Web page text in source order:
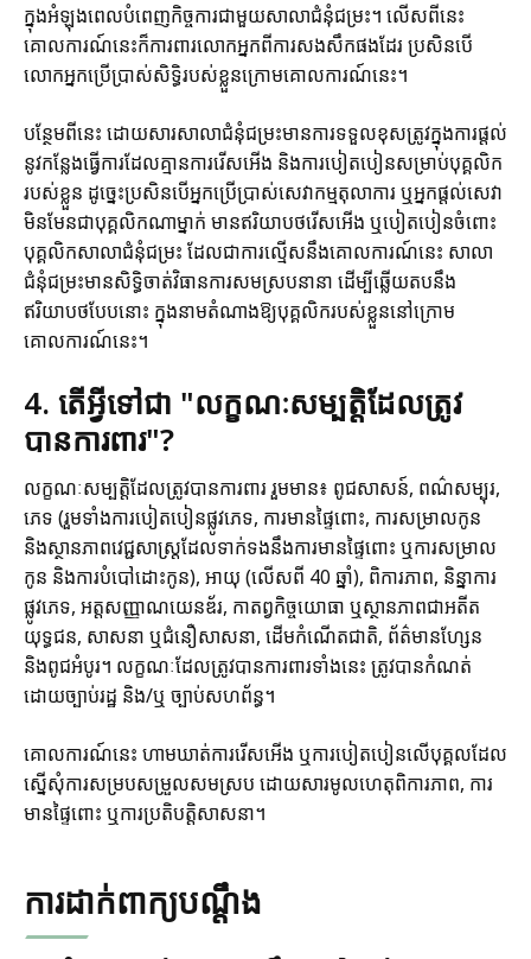
ក្នុងអំឡុងពេលបំពេញកិច្ចការជាមួយសាលាជំនុំជម្រះ។ លើសពីនេះ
គោលការណ៍នេះក៏ការពារលោកអ្នកពីការសងសឹកផងដែរ ប្រសិនបើ
លោកអ្នកប្រើប្រាស់សិទ្ធិរបស់ខ្លួនក្រោមគោលការណ៍នេះ។
បន្ថែមពីនេះ ដោយសារសាលាជំនុំជម្រះមានការទទួលខុសត្រូវក្នុងការផ្តល់
នូវកន្លែងធ្វើការដែលគ្មានការរើសអើង និងការបៀតបៀនសម្រាប់បុគ្គលិក
របស់ខ្លួន ដូច្នេះប្រសិនបើអ្នកប្រើប្រាស់សេវាកម្មតុលាការ ឬអ្នកផ្តល់សេវា
មិនមែនជាបុគ្គលិកណាម្នាក់ មានឥរិយាបថរើសអើង ឬបៀតបៀនចំពោះ
បុគ្គលិកសាលាជំនុំជម្រះ ដែលជាការល្មើសនឹងគោលការណ៍នេះ សាលា
ជំនុំជម្រះមានសិទ្ធិចាត់វិធានការសមស្របនានា ដើម្បីឆ្លើយតបនឹង
ឥរិយាបថបែបនោះ ក្នុងនាមតំណាងឱ្យបុគ្គលិករបស់ខ្លួននៅក្រោម
គោលការណ៍នេះ។
4. តើអ្វីទៅជា "លក្ខណៈសម្បត្តិដែលត្រូវ
បានការពារ"?
លក្ខណៈសម្បត្តិដែលត្រូវបានការពារ រួមមាន៖ ពូជសាសន៍, ពណ៌សម្បុរ,
ភេទ (រួមទាំងការបៀតបៀនផ្លូវភេទ, ការមានផ្ទៃពោះ, ការសម្រាលកូន
និងស្ថានភាពវេជ្ជសាស្ត្រដែលទាក់ទងនឹងការមានផ្ទៃពោះ ឬការសម្រាល
កូន និងការបំបៅដោះកូន), អាយុ (លើសពី 40 ឆ្នាំ), ពិការភាព, និន្នាការ
ផ្លូវភេទ, អត្តសញ្ញាណយេនឌ័រ, កាតព្វកិច្ចយោធា ឬស្ថានភាពជាអតីត
យុទ្ធជន, សាសនា ឬជំនឿសាសនា, ដើមកំណើតជាតិ, ព័ត៌មានហ្សែន
និងពូជអំបូរ។ លក្ខណៈដែលត្រូវបានការពារទាំងនេះ ត្រូវបានកំណត់
ដោយច្បាប់រដ្ឋ និង/ឬ ច្បាប់សហព័ន្ធ។
គោលការណ៍នេះ ហាមឃាត់ការរើសអើង ឬការបៀតបៀនលើបុគ្គលដែល
ស្នើសុំការសម្របសម្រួលសមស្រប ដោយសារមូលហេតុពិការភាព, ការ
មានផ្ទៃពោះ ឬការប្រតិបត្តិសាសនា។
ការដាក់ពាក្យបណ្តឹង